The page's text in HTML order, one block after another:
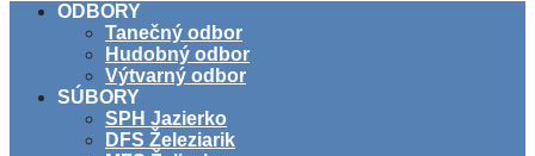
ODBORY
Tanečný odbor
Hudobný odbor
Výtvarný odbor
SÚBORY
SPH Jazierko
DFS Železiarik